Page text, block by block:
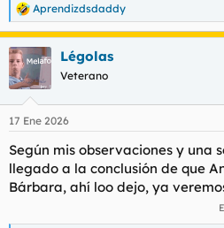
R
e
a
c
c
i
e
:
Aprendizdsdaddy
Légolas
Veterano
17 Ene 2026
Según mis observaciones y una
llegado a la conclusión de que
Bárbara, ahí loo dejo, ya